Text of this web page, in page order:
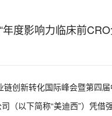
度影响力临床前
创新转化国际峰会暨第四
（以下简称“美迪西”）凭